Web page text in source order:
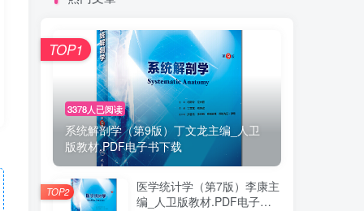
3378人已阅读
系统解剖学（第9版）丁文龙主编_人卫
版教材.PDF电子书下载
TOP1
医学统计学（第7版）李康主
编_人卫版教材.PDF电子书
TOP2